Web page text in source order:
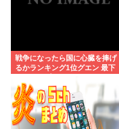
戦争になったら国に心臓を捧げ
るかランキング1位グエン 最下